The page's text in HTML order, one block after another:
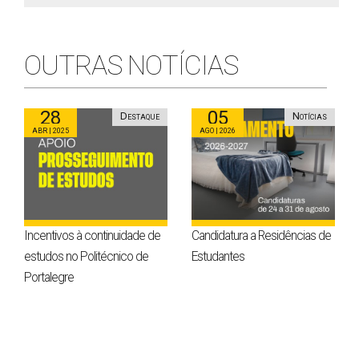
OUTRAS NOTÍCIAS
28
Abr | 2025
Destaque
Incentivos à continuidade de
estudos no Politécnico de
Portalegre
05
Ago | 2026
Notícias
Candidatura a Residências de
Estudantes